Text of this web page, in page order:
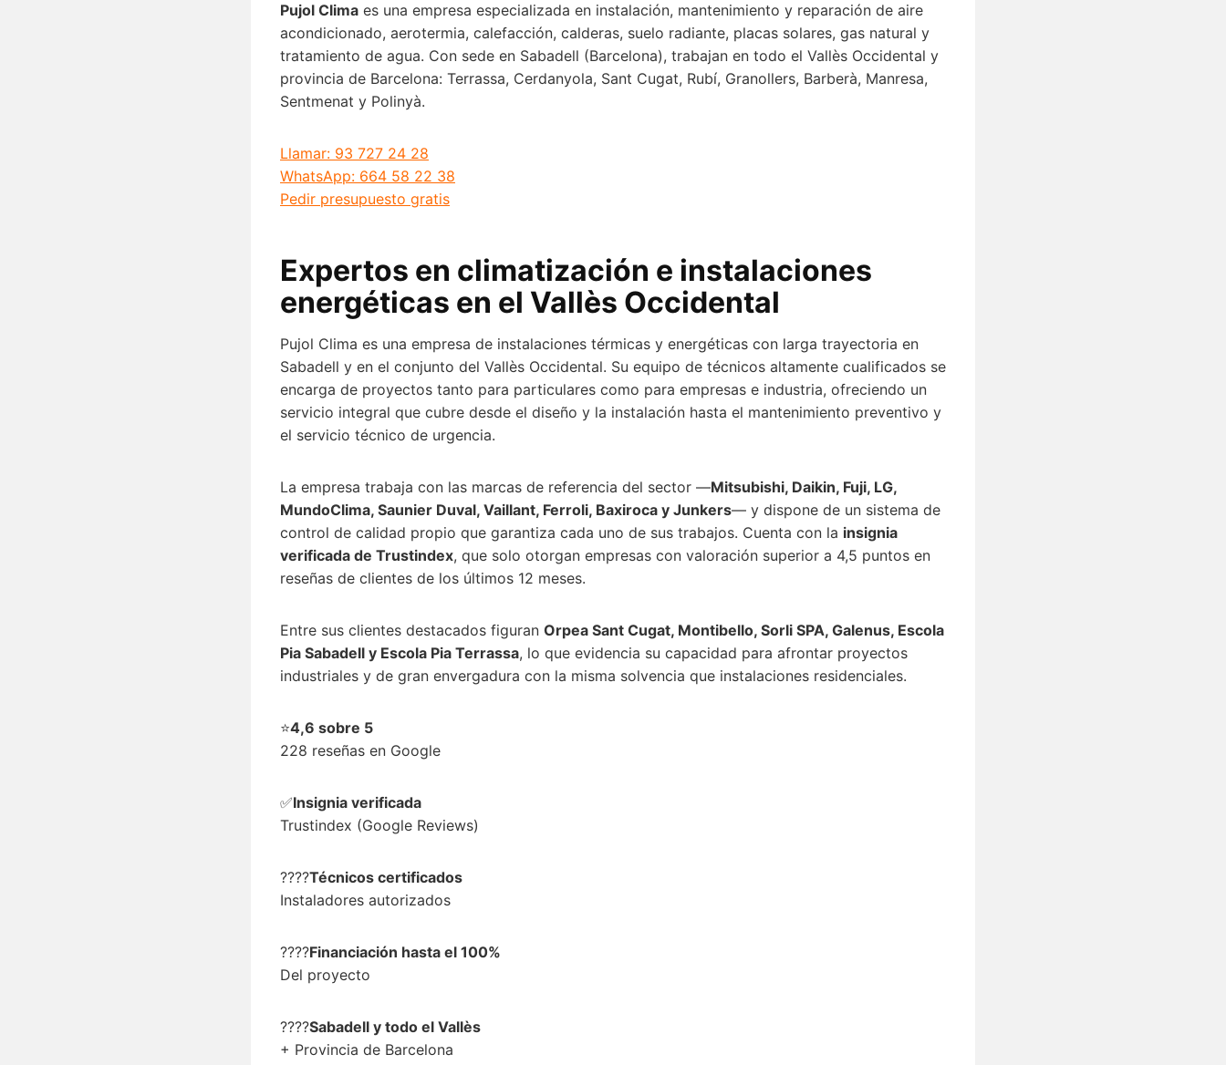
Pujol Clima es una empresa especializada en instalación, mantenimiento y reparación de aire
acondicionado, aerotermia, calefacción, calderas, suelo radiante, placas solares, gas natural y
tratamiento de agua. Con sede en Sabadell (Barcelona), trabajan en todo el Vallès Occidental y
provincia de Barcelona: Terrassa, Cerdanyola, Sant Cugat, Rubí, Granollers, Barberà, Manresa,
Sentmenat y Polinyà.
Llamar: 93 727 24 28
WhatsApp: 664 58 22 38
Pedir presupuesto gratis
Expertos en climatización e instalaciones
energéticas en el Vallès Occidental
Pujol Clima es una empresa de instalaciones térmicas y energéticas con larga trayectoria en
Sabadell y en el conjunto del Vallès Occidental. Su equipo de técnicos altamente cualificados se
encarga de proyectos tanto para particulares como para empresas e industria, ofreciendo un
servicio integral que cubre desde el diseño y la instalación hasta el mantenimiento preventivo y
el servicio técnico de urgencia.
La empresa trabaja con las marcas de referencia del sector —Mitsubishi, Daikin, Fuji, LG,
MundoClima, Saunier Duval, Vaillant, Ferroli, Baxiroca y Junkers— y dispone de un sistema de
control de calidad propio que garantiza cada uno de sus trabajos. Cuenta con la insignia
verificada de Trustindex, que solo otorgan empresas con valoración superior a 4,5 puntos en
reseñas de clientes de los últimos 12 meses.
Entre sus clientes destacados figuran Orpea Sant Cugat, Montibello, Sorli SPA, Galenus, Escola
Pia Sabadell y Escola Pia Terrassa, lo que evidencia su capacidad para afrontar proyectos
industriales y de gran envergadura con la misma solvencia que instalaciones residenciales.
⭐4,6 sobre 5
228 reseñas en Google
✅Insignia verificada
Trustindex (Google Reviews)
????Técnicos certificados
Instaladores autorizados
????Financiación hasta el 100%
Del proyecto
????Sabadell y todo el Vallès
+ Provincia de Barcelona